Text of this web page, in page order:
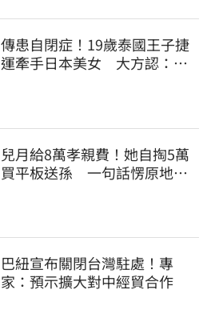
傳患自閉症！19歲泰國王子捷
運牽手日本美女 大方認：
兒月給8萬孝親費！她自掏5萬
買平板送孫 一句話愣原地
巴紐宣布關閉台灣駐處！專
家：預示擴大對中經貿合作